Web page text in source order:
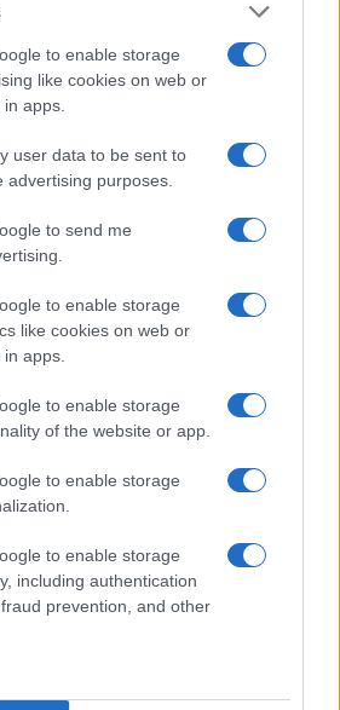
to enable storage
like cookies on web or
apps.
user data to be sent to
advertising purposes.
to send me
to enable storage
like cookies on web or
apps.
to enable storage
of the website or app.
to enable storage
to enable storage
including authentication
prevention, and other
abbinamenti eleganti per